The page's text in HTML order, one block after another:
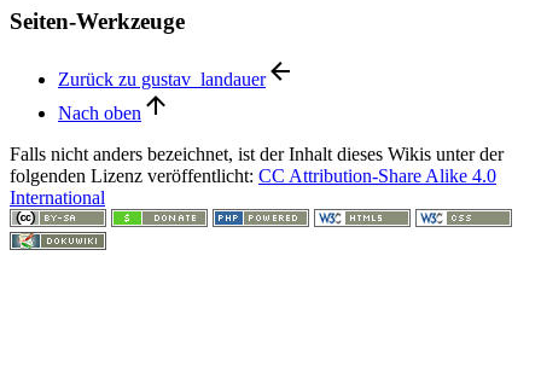
Seiten-Werkzeuge
Zurück zu gustav_landauer
Nach oben
Falls nicht anders bezeichnet, ist der Inhalt dieses Wikis unter der
folgenden Lizenz veröffentlicht: CC Attribution-Share Alike 4.0
International